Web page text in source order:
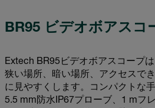
BR95 ビデオボアスコ
Extech BR95ビデオボアスコープ
狭い場所、暗い場所、アクセスで
に見やすくします。コンパクトな
5.5 mm防水IP67プローブ、1 mフ